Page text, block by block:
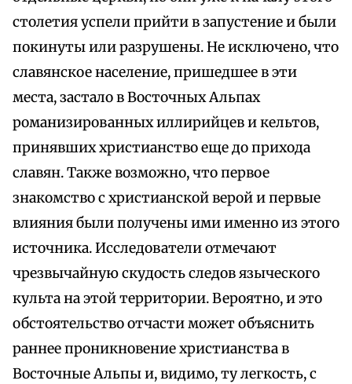
столетия успели прийти в запустение и были
покинуты или разрушены. Не исключено, что
славянское население, пришедшее в эти
места, застало в Восточных Альпах
романизированных иллирийцев и кельтов,
принявших христианство еще до прихода
славян. Также возможно, что первое
знакомство с христианской верой и первые
влияния были получены ими именно из этого
источника. Исследователи отмечают
чрезвычайную скудость следов языческого
культа на этой территории. Вероятно, и это
обстоятельство отчасти может объяснить
раннее проникновение христианства в
Восточные Альпы и, видимо, ту легкость, с